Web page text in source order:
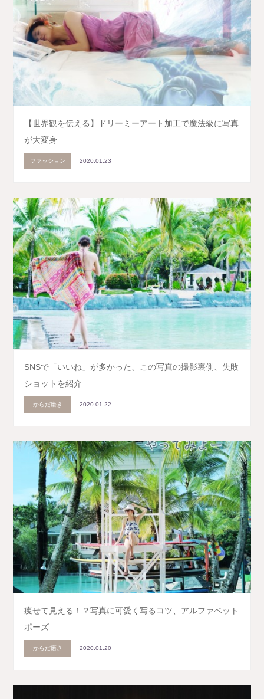
【世界観を伝える】ドリーミーアート加工で魔法級に写真
が大変身
ファッション 2020.01.23
SNSで「いいね」が多かった、この写真の撮影裏側、失敗
ショットを紹介
からだ磨き 2020.01.22
痩せて見える！？写真に可愛く写るコツ、アルファベット
ポーズ
からだ磨き 2020.01.20